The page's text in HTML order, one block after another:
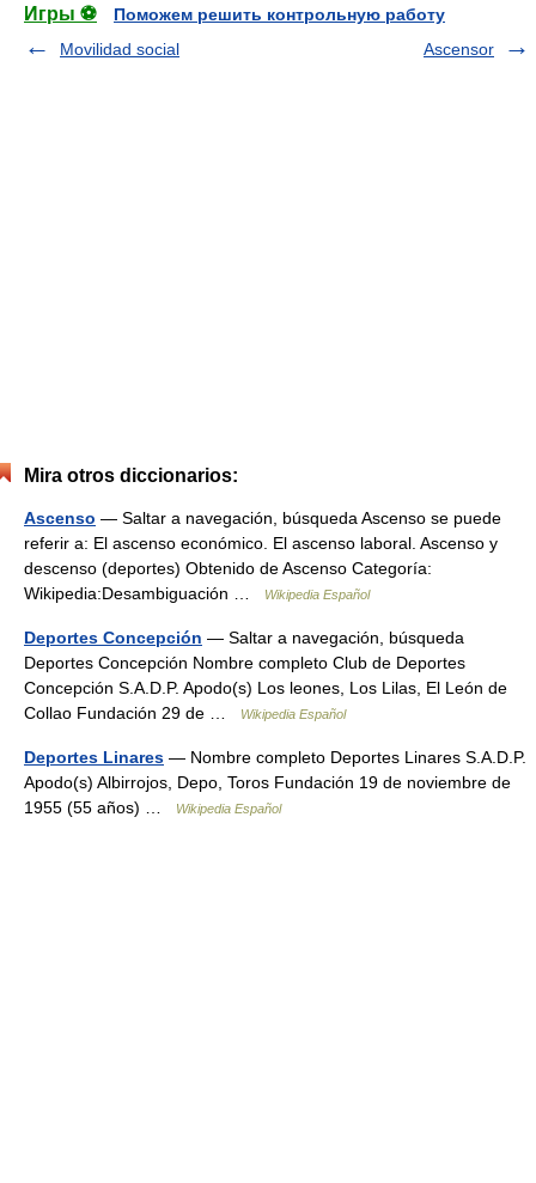
Игры ⚽
Поможем решить контрольную работу
Movilidad social
Ascensor
Mira otros diccionarios:
Ascenso — Saltar a navegación, búsqueda Ascenso se puede
referir a: El ascenso económico. El ascenso laboral. Ascenso y
descenso (deportes) Obtenido de Ascenso Categoría:
Wikipedia:Desambiguación …
Wikipedia Español
Deportes Concepción — Saltar a navegación, búsqueda
Deportes Concepción Nombre completo Club de Deportes
Concepción S.A.D.P. Apodo(s) Los leones, Los Lilas, El León de
Collao Fundación 29 de …
Wikipedia Español
Deportes Linares — Nombre completo Deportes Linares S.A.D.P.
Apodo(s) Albirrojos, Depo, Toros Fundación 19 de noviembre de
1955 (55 años) …
Wikipedia Español